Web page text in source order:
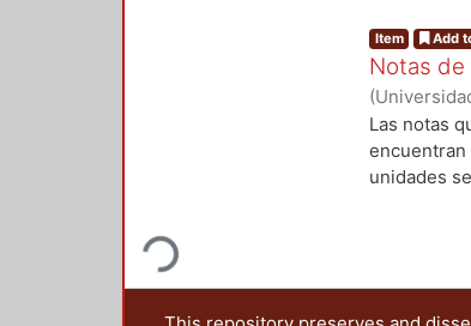
Loading...
Item Add
Notas
(
Las notas
encuentran
unidades